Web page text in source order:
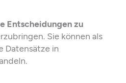
Entscheidungen zu
Sie können als
Datensätze in